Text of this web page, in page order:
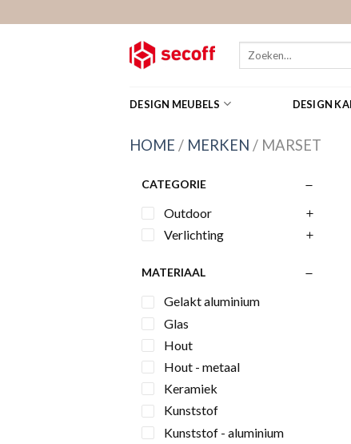
to
Zoeken
DESIGN MEUBELS DESIGN
HOME / MERKEN / MARSET
CATEGORIE
Outdoor
Verlichting
MATERIAAL
Gelakt aluminium
Glas
Hout
Hout - metaal
Keramiek
Kunststof
Kunststof - aluminium